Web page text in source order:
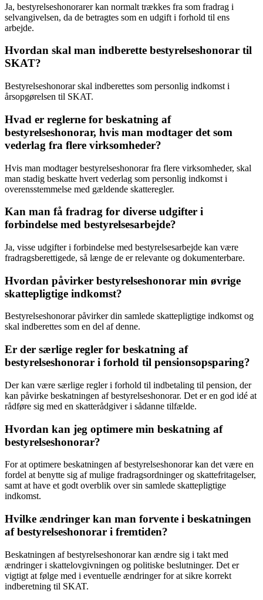
Ja, bestyrelseshonorarer kan normalt trækkes fra som fradrag i
selvangivelsen, da de betragtes som en udgift i forhold til ens
arbejde.
Hvordan skal man indberette bestyrelseshonorar til
SKAT?
Bestyrelseshonorar skal indberettes som personlig indkomst i
årsopgørelsen til SKAT.
Hvad er reglerne for beskatning af
bestyrelseshonorar, hvis man modtager det som
vederlag fra flere virksomheder?
Hvis man modtager bestyrelseshonorar fra flere virksomheder, skal
man stadig beskatte hvert vederlag som personlig indkomst i
overensstemmelse med gældende skatteregler.
Kan man få fradrag for diverse udgifter i
forbindelse med bestyrelsesarbejde?
Ja, visse udgifter i forbindelse med bestyrelsesarbejde kan være
fradragsberettigede, så længe de er relevante og dokumenterbare.
Hvordan påvirker bestyrelseshonorar min øvrige
skattepligtige indkomst?
Bestyrelseshonorar påvirker din samlede skattepligtige indkomst og
skal indberettes som en del af denne.
Er der særlige regler for beskatning af
bestyrelseshonorar i forhold til pensionsopsparing?
Der kan være særlige regler i forhold til indbetaling til pension, der
kan påvirke beskatningen af bestyrelseshonorar. Det er en god idé at
rådføre sig med en skatterådgiver i sådanne tilfælde.
Hvordan kan jeg optimere min beskatning af
bestyrelseshonorar?
For at optimere beskatningen af bestyrelseshonorar kan det være en
fordel at benytte sig af mulige fradragsordninger og skattefritagelser,
samt at have et godt overblik over sin samlede skattepligtige
indkomst.
Hvilke ændringer kan man forvente i beskatningen
af bestyrelseshonorar i fremtiden?
Beskatningen af bestyrelseshonorar kan ændre sig i takt med
ændringer i skattelovgivningen og politiske beslutninger. Det er
vigtigt at følge med i eventuelle ændringer for at sikre korrekt
indberetning til SKAT.